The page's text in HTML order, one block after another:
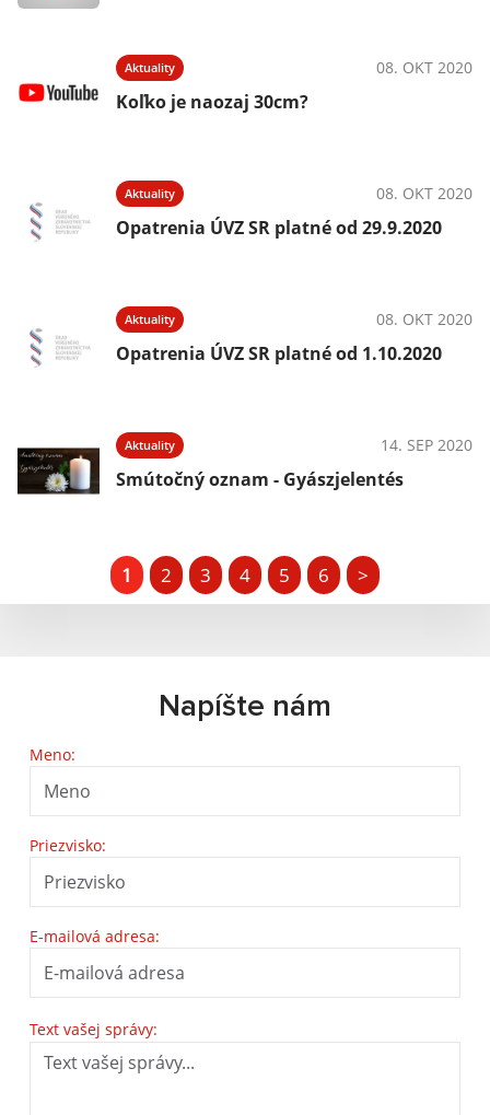
Aktuality 08. OKT 2020
Koľko je naozaj 30cm?
Aktuality 08. OKT 2020
Opatrenia ÚVZ SR platné od 29.9.2020
Aktuality 08. OKT 2020
Opatrenia ÚVZ SR platné od 1.10.2020
Aktuality 14. SEP 2020
Smútočný oznam - Gyászjelentés
1 2 3 4 5 6 >
Napíšte nám
Meno:
Priezvisko:
E-mailová adresa:
Text vašej správy: